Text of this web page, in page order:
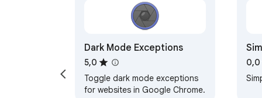
Dark Mode Exceptions
5,0
Toggle dark mode exceptions
for websites in Google Chrome.
0,0